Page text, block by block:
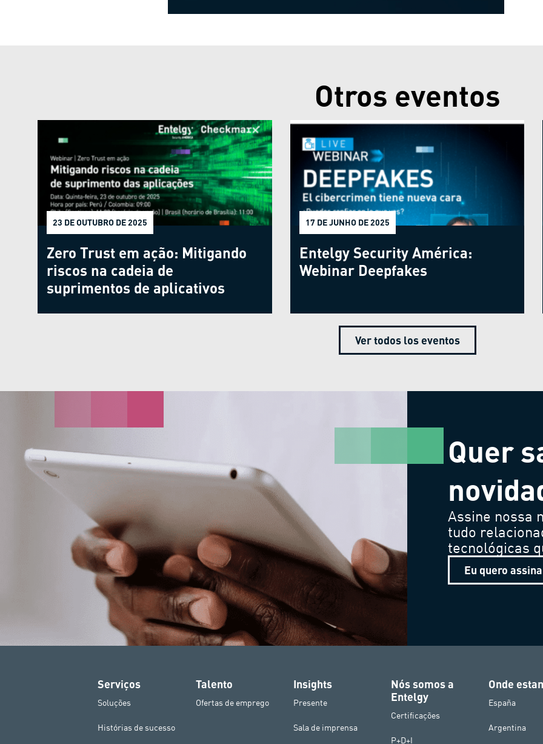
Otros eventos
Zero Trust em ação: Mitigando
riscos na cadeia de
suprimentos de aplicativos
23 DE OUTUBRO DE 2025
Entelgy Security América:
Webinar Deepfakes
17 DE JUNHO DE 2025
Ver todos los eventos
Quer
Assine nossa
tudo
tecnológicas
Eu quero
Serviços
Soluções
Histórias de sucesso
Talento
Ofertas de emprego
Insights
Presente
Sala de imprensa
Nós somos a
Entelgy
Certificações
P+D+I
Onde
España
Argentina